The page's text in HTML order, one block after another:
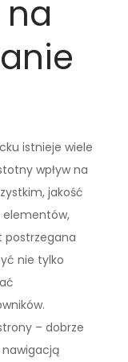
istnieje wiele
wpływ na
jakość
elementów,
postrzegana
nie tylko
– dobrze